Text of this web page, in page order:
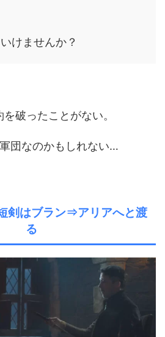
けませんか？
破ったことがない。
団なのかもしれない…
剣はブラン⇒アリアへと渡
る